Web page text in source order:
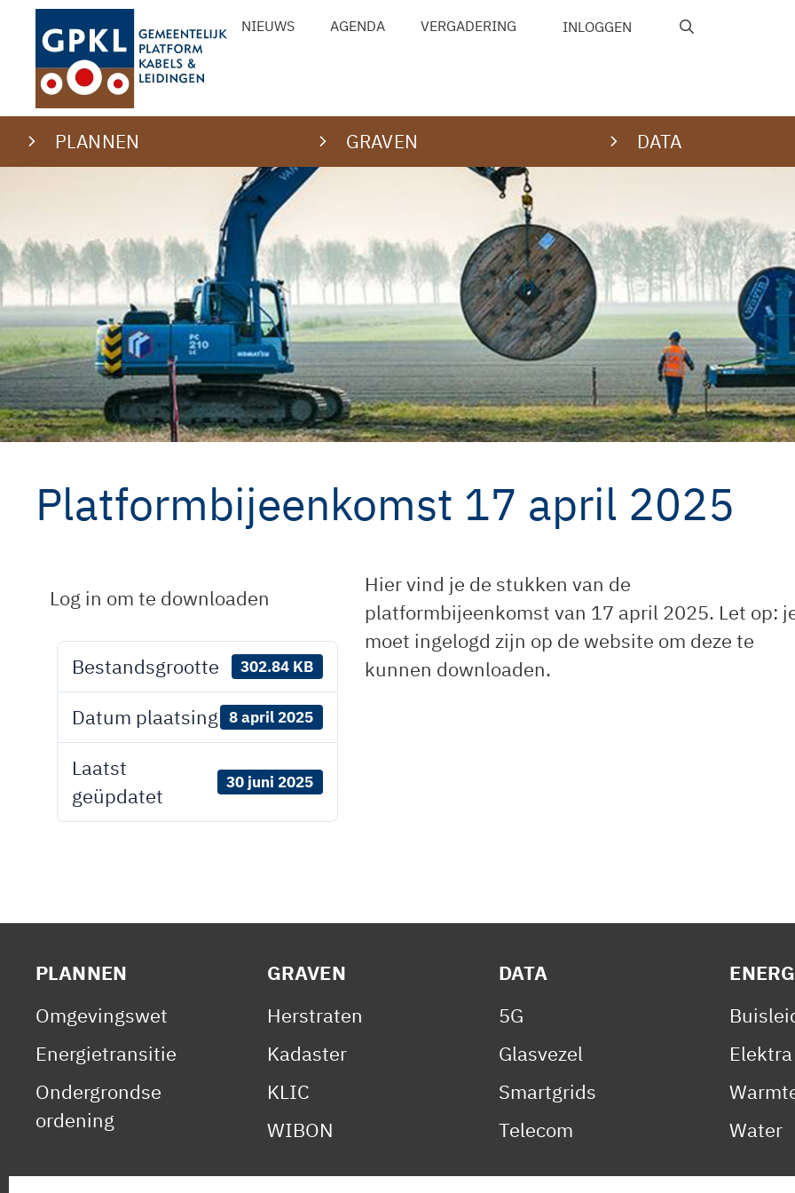
inhoud
NIEUWS AGENDA VERGADERING INLOGGEN
PLANNEN GRAVEN DATA
Platformbijeenkomst 17 april 2025
Log in om te downloaden
Bestandsgrootte 302.84 KB
Datum plaatsing 8 april 2025
Laatst
geüpdatet
30 juni 2025
Hier vind je de stukken van de
platformbijeenkomst van 17 april 2025. Let op:
moet ingelogd zijn op de website om deze te
kunnen downloaden.
PLANNEN
Omgevingswet
Energietransitie
Ondergrondse
ordening
GRAVEN
Herstraten
Kadaster
KLIC
WIBON
DATA
5G
Glasvezel
Smartgrids
Telecom
Elektra
Water